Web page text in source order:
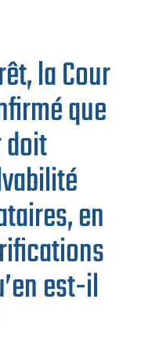
la Cour
que
en
est-il